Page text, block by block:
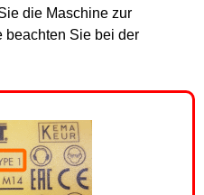
die Maschine zur
beachten Sie bei der